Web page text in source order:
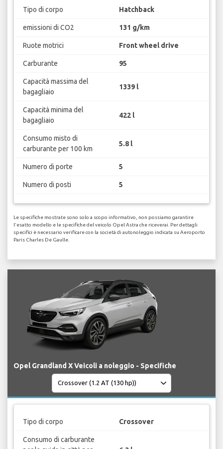
Tipo di corpo Hatchback
emissioni di CO2 131 g/km
Ruote motrici Front wheel drive
Carburante 95
Capacità massima del
bagagliaio
1339 l
Capacità minima del
bagagliaio
422 l
Consumo misto di
carburante per 100 km
5.8 l
Numero di porte 5
Numero di posti 5
Le specifiche mostrate sono solo a scopo informativo, non possiamo garantire
l'esatto modello e le specifiche del veicolo Opel Astra che riceverai. Per dettagli
specifici è necessario verificare con la società di autonoleggio indicata su Aeroporto
Paris Charles De Gaulle.
Opel Grandland X Veicoli a noleggio - Specifiche
Tipo di corpo Crossover
Consumo di carburante